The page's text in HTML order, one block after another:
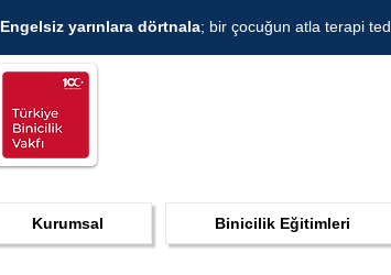
Engelsiz yarınlara dörtnala; bir çocuğun atla terapi
Kurumsal Binicilik Eğitimleri